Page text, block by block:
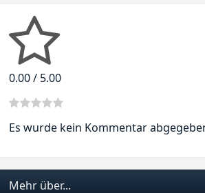
0.00 / 5.00
Es wurde kein Kommentar
Mehr über...